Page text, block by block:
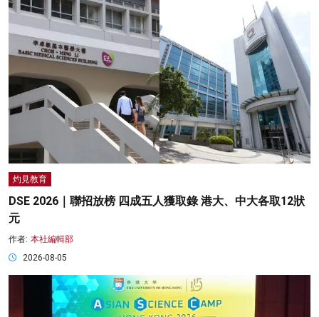
灼見教育
DSE 2026｜聯招放榜 四成五人獲取錄 港大、中大各取12狀
元
作者: 本社編輯部
2026-08-05